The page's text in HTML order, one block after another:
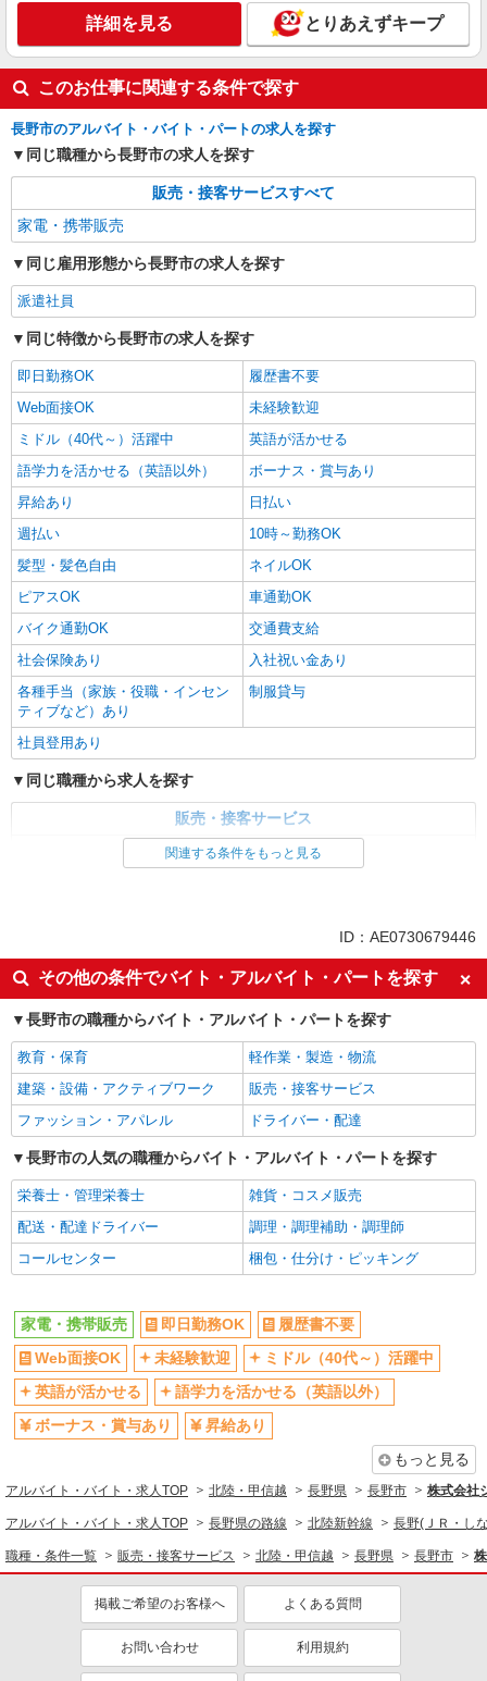
残業代支給 ★交通費別途支給（規定あり） ゜
+゜・。○。・゜+゜・。○。・゜+゜ 入社祝い金10
万円支給(規定有) お友達を紹介頂くと, インセンテ
ィブ支給(規定有) ★月2回払い・週払い可能（規程
有）★ ゜・。○。・゜+゜・。○。・゜+゜
キープ
紹介予定派遣
株式会社シエロ
【softbank】の携帯販売スタッフ
時給1500円〜1800円（経験・能力による） ※
万円支給(規定有) お友達を紹介頂くと, インセンテ
ィブ支給(規定有) ★月2回払い・週払い可能（規程
長野県長野市のsoftbankショップ
詳細を見る とりあえずキープ
このお仕事に関連する条件で探す
長野市のアルバイト・バイト・パートの求人を探す
同じ職種から長野市の求人を探す
販売・接客サービスすべて
家電・携帯販売
同じ雇用形態から長野市の求人を探す
派遣社員
同じ特徴から長野市の求人を探す
即日勤務OK
履歴書不要
Web面接OK
未経験歓迎
ミドル（40代～）活躍中
英語が活かせる
語学力を活かせる（英語以外）
ボーナス・賞与あり
昇給あり
日払い
週払い
10時～勤務OK
髪型・髪色自由
ネイルOK
ピアスOK
車通勤OK
バイク通勤OK
交通費支給
社会保険あり
入社祝い金あり
各種手当（家族・役職・インセン
ティブなど）あり
制服貸与
社員登用あり
同じ職種から求人を探す
販売・接客サービス
英語が活かせる
ボーナス・賞与あり
日払い
車通勤OK
交通費支給
社会保険あり
社員登用あり
関連する条件をもっと見る
ID：AE0730679446
その他の条件でバイト・アルバイト・パートを探す
長野市の職種からバイト・アルバイト・パートを探す
教育・保育
軽作業・製造・物流
建築・設備・アクティブワーク
販売・接客サービス
ファッション・アパレル
ドライバー・配達
長野市の人気の職種からバイト・アルバイト・パートを探す
栄養士・管理栄養士
雑貨・コスメ販売
配送・配達ドライバー
調理・調理補助・調理師
コールセンター
梱包・仕分け・ピッキング
家電・携帯販売 即日勤務OK
履歴書不要
Web面接OK
未経験歓迎
ミドル（40代～）活躍中
英語が活かせる
語学力を活かせる（英語以外）
ボーナス・賞与あり
昇給あり
もっと見る
アルバイト・バイト・求人TOP 北陸・甲信越 長野県 長野市 株式会社
アルバイト・バイト・求人TOP 長野県の路線 北陸新幹線 長野(ＪＲ・し
職種・条件一覧 販売・接客サービス 北陸・甲信越 長野県 長野市
掲載ご希望のお客様へ よくある質問
お問い合わせ 利用規約